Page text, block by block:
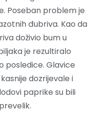
Poseban problem je
đubriva. Kao da
doživio bum u
je rezultiralo
posledice. Glavice
dozrijevale i
paprike su bili